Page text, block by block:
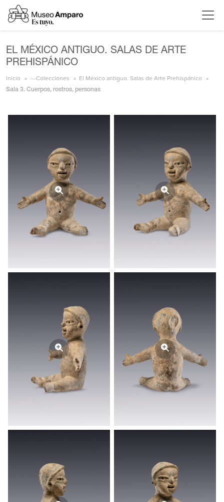
EL MÉXICO ANTIGUO. SALAS DE ARTE
PREHISPÁNICO
Inicio ---Colecciones El México antiguo. Salas de Arte Prehispánico
Sala 3. Cuerpos, rostros, personas